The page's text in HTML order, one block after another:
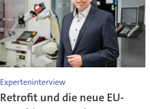
Experteninterview
Retrofit und die neue EU-